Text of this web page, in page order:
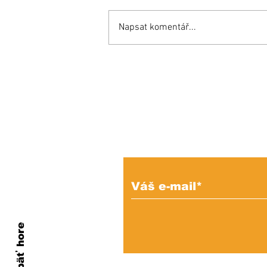
Napsat komentář...